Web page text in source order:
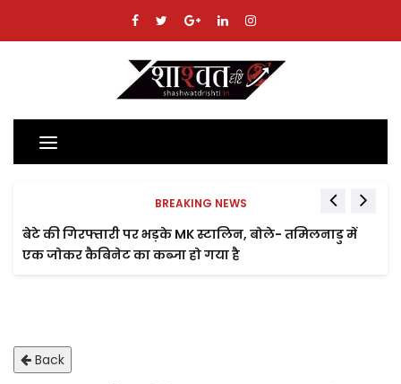
Toggle
navigation
BREAKING NEWS
बेटे की गिरफ्तारी पर भड़के MK स्टालिन, बोले- तमिलनाडु में
एक जोकर कैबिनेट का कब्जा हो गया है
Back